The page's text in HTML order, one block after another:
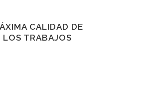
CALIDAD DE
LOS TRABAJOS